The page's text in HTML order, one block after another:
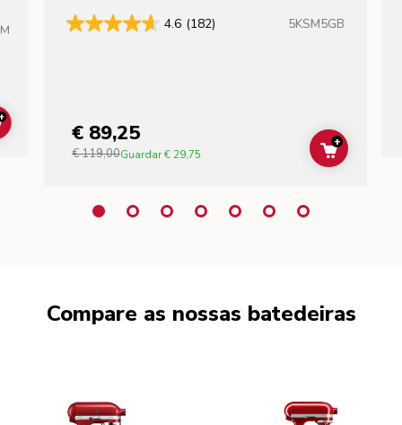
ADD TO CART
4.6 (182) 5KSM5GB
€ 89,25
€ 119,00Guardar€ 29,75 ADD TO
+
Compare as nossas batedeiras